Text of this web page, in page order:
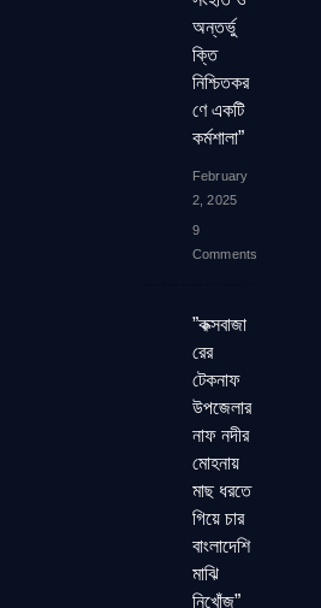
অন্তর্ভু
ক্তি
নিশ্চিতকর
ণে একটি
কর্মশালা”
February
2, 2025
9
Comments
”কক্সবাজা
রের
টেকনাফ
উপজেলার
নাফ নদীর
মোহনায়
মাছ ধরতে
গিয়ে চার
বাংলাদেশি
মাঝি
নিখোঁজ”